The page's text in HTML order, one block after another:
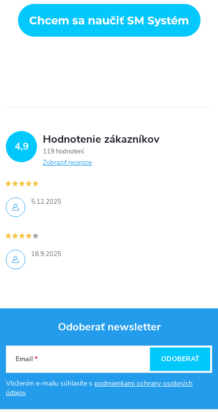
4,9 Hodnotenie zákazníkov
119 hodnotení
Zobraziť recenzie
5.12.2025
18.9.2025
Z
á
p
Odoberať newsletter
Email
Vložením e-mailu súhlasíte s podmienkami ochrany osobných
údajov
ODOBERAŤ